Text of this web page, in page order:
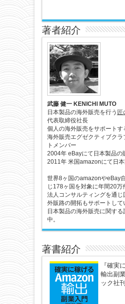
著者紹介
武藤 健一 KENICHI MUTO
日本製品の海外販売を行う 匠
代表取締役社長
個人の海外販売をサポートす
海外販売エグゼクティブクラ
トメンバー
2004年 eBayにて日本製品の
2011年 米国amazonにて日
世界8ヶ国のamazonやeBay
じ178ヶ国を対象に年間20万
法人コンサルティングを通じ
外販路の開拓もサポートして
日本製品の海外販売に関す
中。
著書紹介
『確実
輸出副
ック社